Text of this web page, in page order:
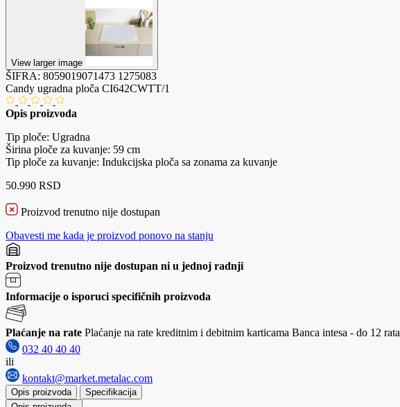
View larger image
ŠIFRA: 8059019071473 1275083
Candy ugradna ploča CI642CWTT/1
Opis proizvoda
Tip ploče: Ugradna
Širina ploče za kuvanje: 59 cm
Tip ploče za kuvanje: Indukcijska ploča sa zonama za kuvanje
50.990 RSD
Proizvod trenutno nije dostupan
Obavesti me kada je proizvod ponovo na stanju
Proizvod trenutno nije dostupan ni u jednoj radnji
Informacije o isporuci specifičnih proizvoda
Plaćanje na rate Plaćanje na rate kreditnim i debitnim karticama Banca intesa - do 12 rata
032 40 40 40
ili
kontakt@market.metalac.com
Opis proizvoda
Specifikacija